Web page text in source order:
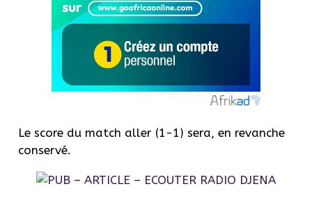
Le score du match aller (1-1) sera, en revanche
conservé.